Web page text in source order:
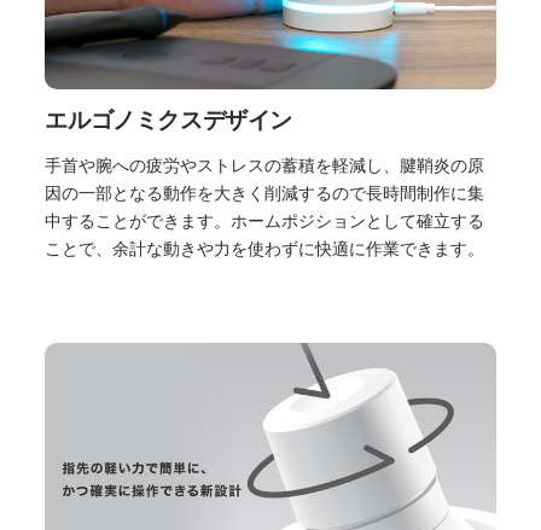
エルゴノミクスデザイン
手首や腕への疲労やストレスの蓄積を軽減し、腱鞘炎の原
因の一部となる動作を大きく削減するので長時間制作に集
中することができます。ホームポジションとして確立する
ことで、余計な動きや力を使わずに快適に作業できます。